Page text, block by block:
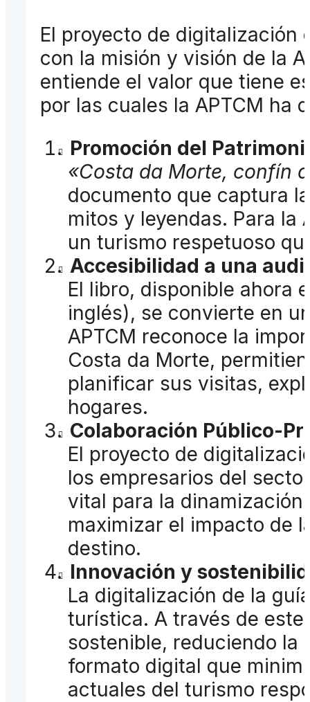
El proyecto de digitalización
con la misión y visión de la
entiende el valor que tiene
por las cuales la APTCM ha
Promoción del
«Costa da Morte, confín
documento que captura
mitos y leyendas. Para la
un turismo respetuoso
Accesibilidad a una
El libro, disponible ahora
inglés), se convierte en
APTCM reconoce la
Costa da Morte,
planificar sus visitas,
hogares.
Colaboración Público-
El proyecto de
los empresarios del
vital para la
maximizar el impacto de
destino.
Innovación y
La digitalización de la
turística. A través de
sostenible, reduciendo la
formato digital que
actuales del turismo